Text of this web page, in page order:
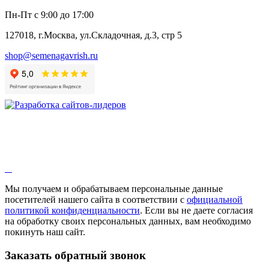
Пн-Пт с 9:00 до 17:00
127018, г.Москва, ул.Складочная, д.3, стр 5
shop@semenagavrish.ru
Мы получаем и обрабатываем персональные данные
посетителей нашего сайта в соответствии с официальной
политикой конфиденциальности. Если вы не даете согласия
на обработку своих персональных данных, вам необходимо
покинуть наш сайт.
Заказать обратный звонок